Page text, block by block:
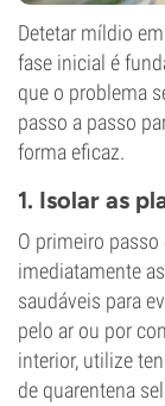
Detetar míldio
fase inicial é
que o problema
passo a passo
forma eficaz.
1. Isolar as
O primeiro
imediatamente
saudáveis para
pelo ar ou por
interior, utilize
de quarentena